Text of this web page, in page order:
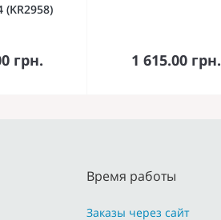
(KR2958)
грн. 1 615.00 грн.
В корзину
Время работы
Заказы через сайт